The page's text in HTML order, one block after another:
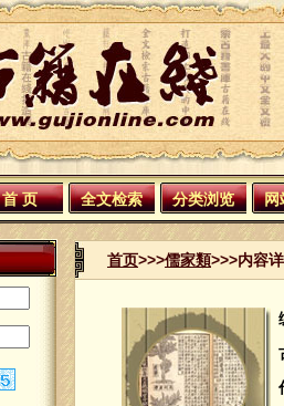
首 页 全文检索 分类浏览 网
首页>>>儒家類>>>内容